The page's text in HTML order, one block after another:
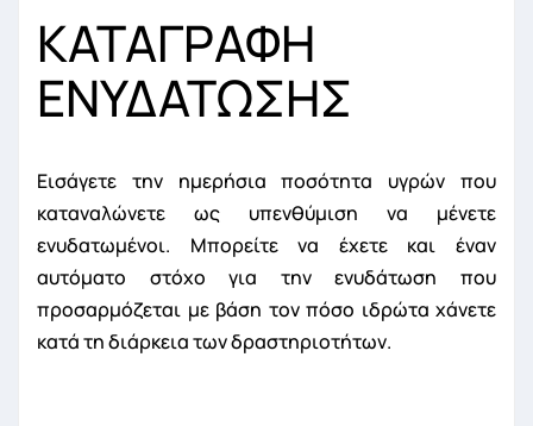
ΚΑΤΑΓΡΑΦΗ
ΕΝΥΔΑΤΩΣΗΣ
Εισάγετε την ημερήσια ποσότητα υγρών που
καταναλώνετε ως υπενθύμιση να μένετε
ενυδατωμένοι. Μπορείτε να έχετε και έναν
αυτόματο στόχο για την ενυδάτωση που
προσαρμόζεται με βάση τον πόσο ιδρώτα χάνετε
κατά τη διάρκεια των δραστηριοτήτων.